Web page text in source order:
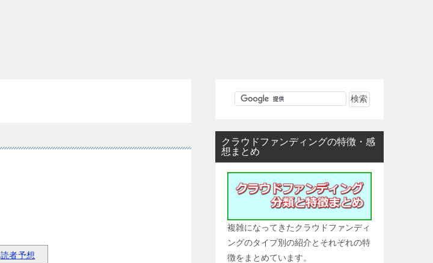
読者予想
クラウドファンディングの特徴・感
想まとめ
複雑になってきたクラウドファンディ
ングのタイプ別の紹介とそれぞれの特
徴をまとめています。